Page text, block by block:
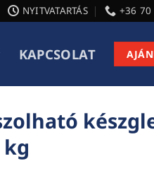
NYITVATARTÁS +36
KAPCSOLAT